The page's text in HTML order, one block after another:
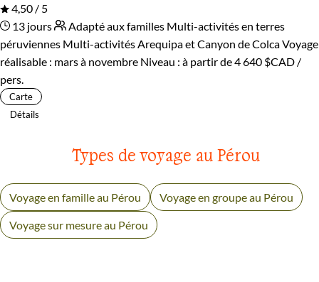
4,50 / 5
13 jours
Adapté aux familles Multi-activités en terres
péruviennes Multi-activités Arequipa et Canyon de ColcaVoyage
réalisable : mars à novembre Niveau : à partir de4 640 $CAD /
pers.
Carte
Détails
Types de voyage au Pérou
Voyage en famille au Pérou Voyage en groupe au Pérou
Voyage sur mesure au Pérou